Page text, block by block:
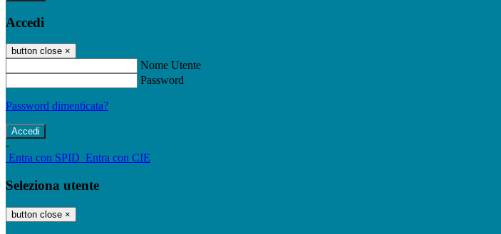
Accedi
button close ×
Nome Utente
Password
Password dimenticata?
-
Entra con SPID Entra con CIE
Seleziona utente
button close ×